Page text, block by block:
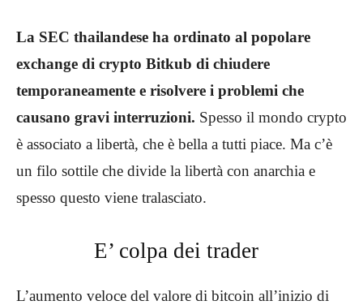
La SEC thailandese ha ordinato al popolare
exchange di crypto Bitkub di chiudere
temporaneamente e risolvere i problemi che
causano gravi interruzioni. Spesso il mondo crypto
è associato a libertà, che è bella a tutti piace. Ma c’è
un filo sottile che divide la libertà con anarchia e
spesso questo viene tralasciato.
E’ colpa dei trader
L’aumento veloce del valore di bitcoin all’inizio di